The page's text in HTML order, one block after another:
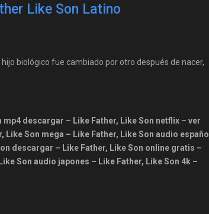
Like Son Latino
biológico fue cambiado por otro después de nacer,
descargar – Like Father, Like Son netflix – ver
Son mega – Like Father, Like Son audio español
descargar – Like Father, Like Son online gratis –
Son audio japones – Like Father, Like Son 4k –